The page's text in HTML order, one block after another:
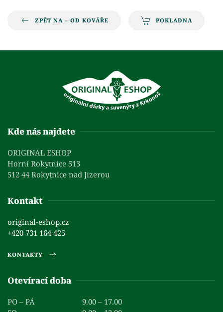
ZPĚT NA – OD KOVÁŘE POKLADNA
Kde nás najdete
ORIGINAL ESHOP
Horní Rokytnice 513
512 44 Rokytnice nad Jizerou
Kontakt
original-eshop.cz
+420 731 164 425
KONTAKTY
Otevírací doba
PO – PÁ
9.00 – 17.00